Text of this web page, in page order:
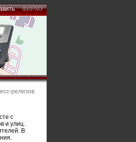
ФИРМУ
релизов
с
и улиц.
В